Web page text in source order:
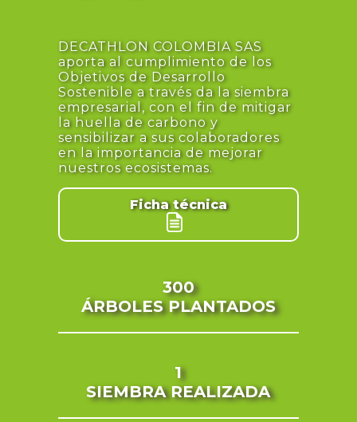
DECATHLON COLOMBIA SAS
aporta al cumplimiento de los
Objetivos de Desarrollo
Sostenible a través da la siembra
empresarial, con el fin de mitigar
la huella de carbono y
sensibilizar a sus colaboradores
en la importancia de mejorar
nuestros ecosistemas.
Ficha técnica
300
ÁRBOLES PLANTADOS
1
SIEMBRA REALIZADA